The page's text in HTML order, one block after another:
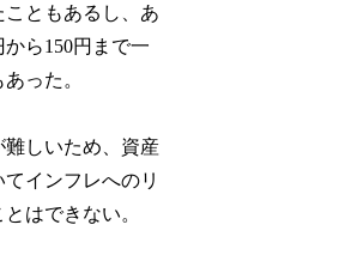
ともあるし、あ
ら150円まで一
った。
難しいため、資産
インフレへのリ
はできない。